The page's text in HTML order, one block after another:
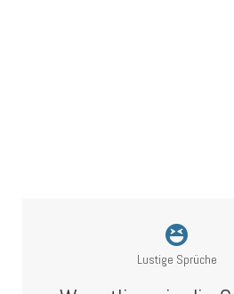
Lustige Sprüche